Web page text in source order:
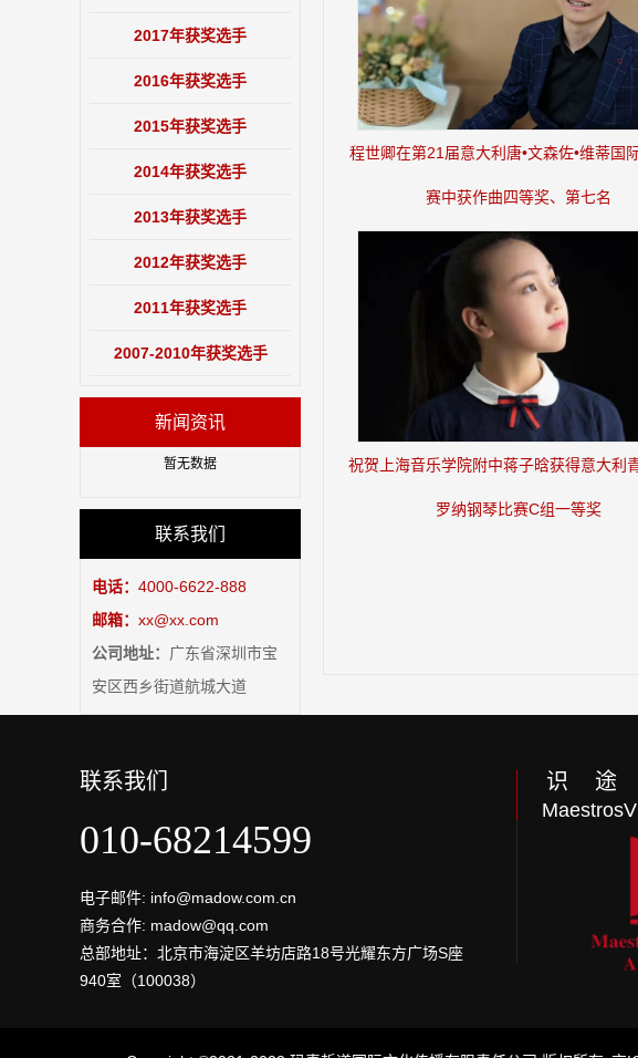
2017年获奖选手
2016年获奖选手
2015年获奖选手
2014年获奖选手
2013年获奖选手
2012年获奖选手
2011年获奖选手
2007-2010年获奖选手
新闻资讯
暂无数据
联系我们
电话： 4000-6622-888
邮箱： xx@xx.com
公司地址： 广东省深圳市宝
安区西乡街道航城大道
程世卿在第21届意大利唐•文森佐•维蒂国
赛中获作曲四等奖、第七名
祝贺上海音乐学院附中蒋子晗获得意大利
罗纳钢琴比赛C组一等奖
联系我们
010-68214599
电子邮件: info@madow.com.cn
商务合作: madow@qq.com
总部地址：北京市海淀区羊坊店路18号光耀东方广场S座
940室（100038）
识 途